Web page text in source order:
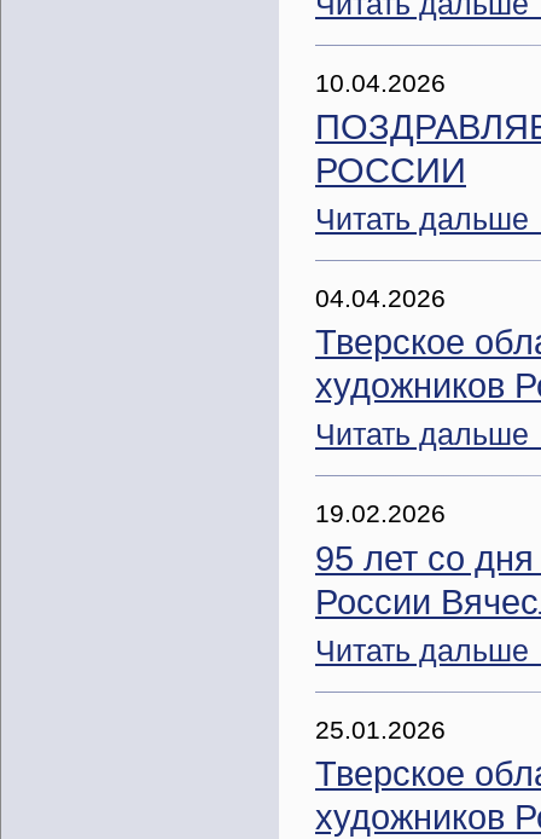
10.04.2026
РОССИИ
Читать
04.04.2026
Тверское
художников
Читать
19.02.2026
95 лет со
России
Читать
25.01.2026
Тверское
художников